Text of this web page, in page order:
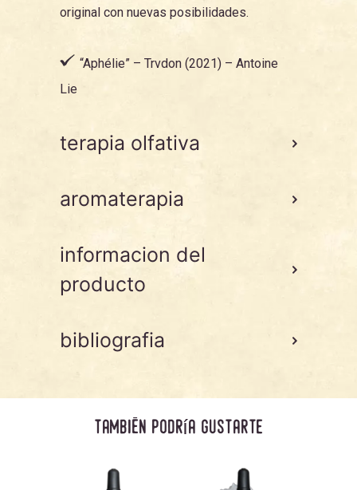
original con nuevas posibilidades.
“Aphélie” – Trvdon (2021) – Antoine
Lie
terapia olfativa
aromaterapia
informacion del
producto
bibliografia
también podría gustarte